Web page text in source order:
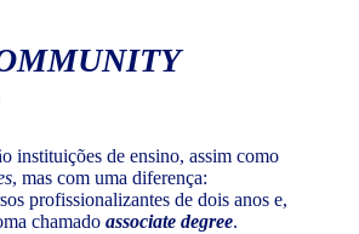
instituições de ensino, assim como
, mas com uma diferença:
profissionalizantes de dois anos e,
chamado associate degree.